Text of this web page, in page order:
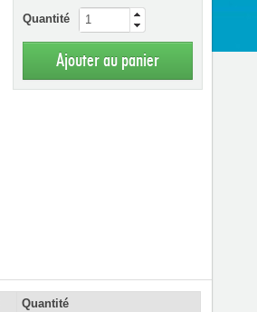
Quantité
Ajouter au panier
Quantité